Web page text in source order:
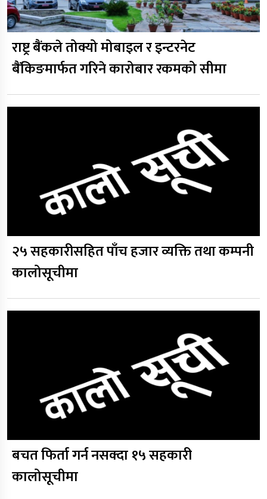
राष्ट्र बैंकले तोक्यो मोबाइल र इन्टरनेट
बैंकिङमार्फत गरिने कारोबार रकमको सीमा
२५ सहकारीसहित पाँच हजार व्यक्ति तथा कम्पनी
कालोसूचीमा
बचत फिर्ता गर्न नसक्दा १५ सहकारी
कालोसूचीमा